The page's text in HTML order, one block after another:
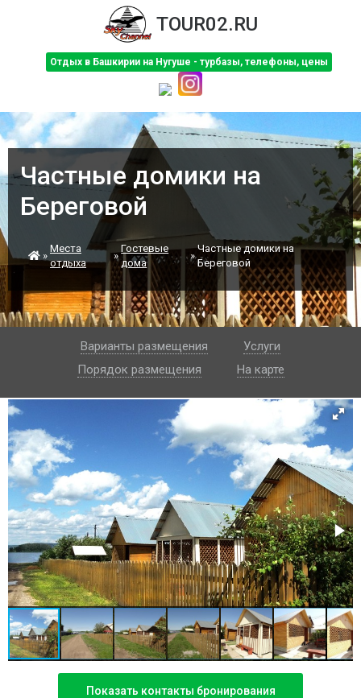
TOUR02.RU
Отдых в Башкирии на Нугуше - турбазы, телефоны, цены
Частные домики на
Береговой
»
Места
отдыха
»
Гостевые
дома
»
Частные домики на
Береговой
Варианты размещения
Услуги
Порядок размещения
На карте
Показать контакты бронирования